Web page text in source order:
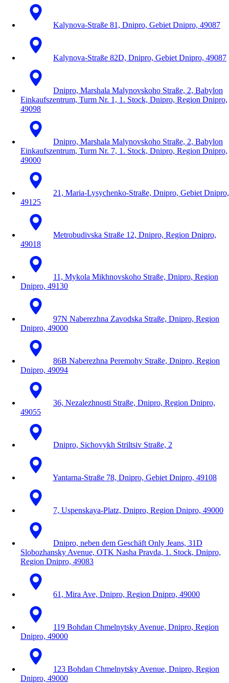
Kalynova-Straße 81, Dnipro, Gebiet Dnipro, 49087
Kalynova-Straße 82D, Dnipro, Gebiet Dnipro, 49087
Dnipro, Marshala Malynovskoho Straße, 2, Babylon
Einkaufszentrum, Turm Nr. 1, 1. Stock, Dnipro, Region Dnipro,
49098
Dnipro, Marshala Malynovskoho Straße, 2, Babylon
Einkaufszentrum, Turm Nr. 7, 1. Stock, Dnipro, Region Dnipro,
49000
21, Maria-Lysychenko-Straße, Dnipro, Gebiet Dnipro,
49125
Metrobudivska Straße 12, Dnipro, Region Dnipro,
49018
11, Mykola Mikhnovskoho Straße, Dnipro, Region
Dnipro, 49130
97N Naberezhna Zavodska Straße, Dnipro, Region
Dnipro, 49000
86B Naberezhna Peremohy Straße, Dnipro, Region
Dnipro, 49094
36, Nezalezhnosti Straße, Dnipro, Region Dnipro,
49055
Dnipro, Sichovykh Striltsiv Straße, 2
Yantarna-Straße 78, Dnipro, Gebiet Dnipro, 49108
7, Uspenskaya-Platz, Dnipro, Region Dnipro, 49000
Dnipro, neben dem Geschäft Only Jeans, 31D
Slobozhansky Avenue, OTK Nasha Pravda, 1. Stock, Dnipro,
Region Dnipro, 49083
61, Mira Ave, Dnipro, Region Dnipro, 49000
119 Bohdan Chmelnytsky Avenue, Dnipro, Region
Dnipro, 49000
123 Bohdan Chmelnytsky Avenue, Dnipro, Region
Dnipro, 49000